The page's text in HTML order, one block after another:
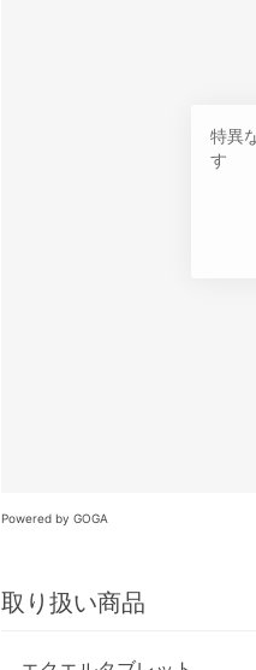
特異
す
Powered by GOGA
取り扱い商品